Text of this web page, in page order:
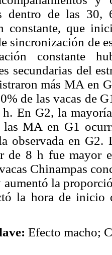
dentro de las
constante, que
sincronización de
constante
secundarias del
más MA en
de las vacas de
En G2, la
MA en G1
observada en
de 8 h fue mayor
Chinampas
aumentó la
la hora de
Efecto macho;